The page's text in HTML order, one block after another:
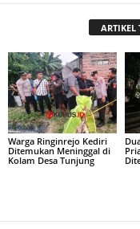
ARTIKEL
Warga Ringinrejo Kediri
Ditemukan Meninggal di
Kolam Desa Tunjung